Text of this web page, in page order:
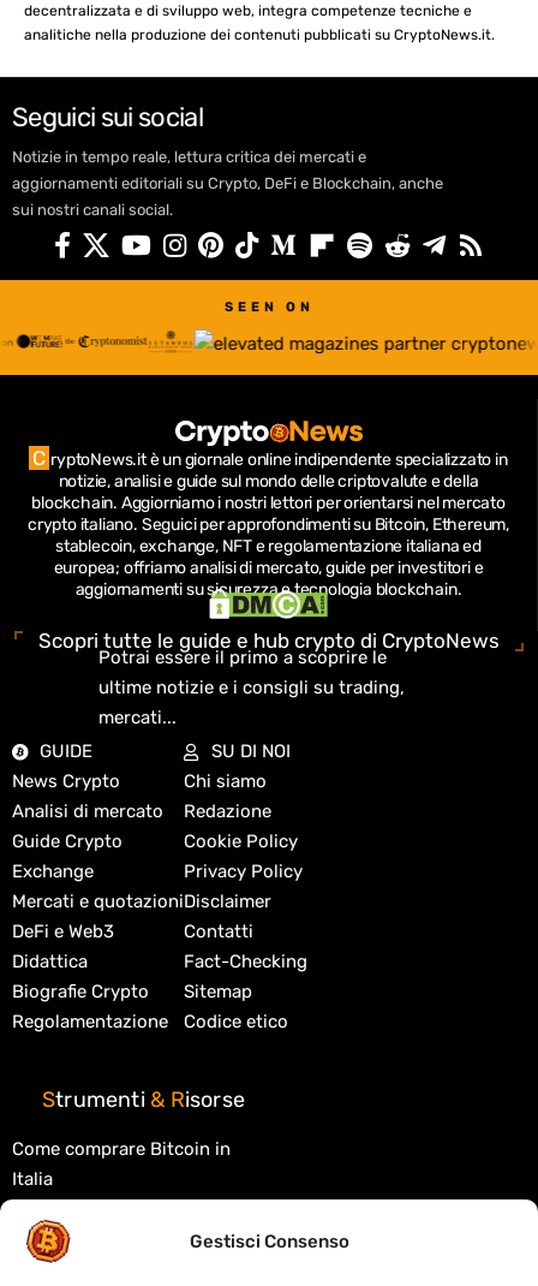
Gestisci Consenso
decentralizzata e di sviluppo web, integra competenze tecniche e
analitiche nella produzione dei contenuti pubblicati su CryptoNews.it.
Seguici sui social
Notizie in tempo reale, lettura critica dei mercati e
aggiornamenti editoriali su Crypto, DeFi e Blockchain, anche
sui nostri canali social.
SEEN ON
C ryptoNews.it è un giornale online indipendente specializzato in
notizie, analisi e guide sul mondo delle criptovalute e della
blockchain. Aggiorniamo i nostri lettori per orientarsi nel mercato
crypto italiano. Seguici per approfondimenti su Bitcoin, Ethereum,
stablecoin, exchange, NFT e regolamentazione italiana ed
europea; offriamo analisi di mercato, guide per investitori e
aggiornamenti su sicurezza e tecnologia blockchain.
Scopri tutte le guide e hub crypto di CryptoNews
Potrai essere il primo a scoprire le
ultime notizie e i consigli su trading,
mercati...
GUIDE
News Crypto
Analisi di mercato
Guide Crypto
Exchange
Mercati e quotazioni
DeFi e Web3
Didattica
Biografie Crypto
Regolamentazione
SU DI NOI
Chi siamo
Redazione
Cookie Policy
Privacy Policy
Disclaimer
Contatti
Fact-Checking
Sitemap
Codice etico
Strumenti & Risorse
Come comprare Bitcoin in
Italia
Migliori exchange crypto
Migliori wallet crypto